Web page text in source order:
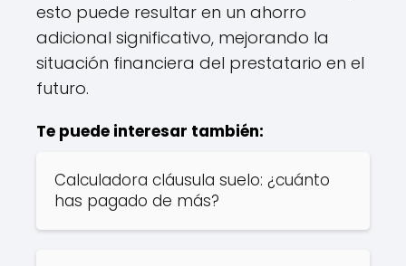
esto puede resultar en un ahorro
adicional significativo, mejorando la
situación financiera del prestatario en el
futuro.
Te puede interesar también:
Calculadora cláusula suelo: ¿cuánto
has pagado de más?